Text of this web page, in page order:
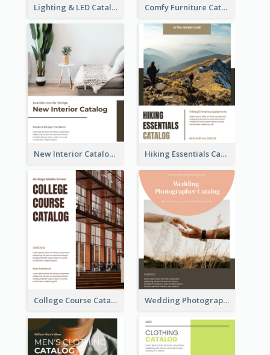
Lighting & LED Catalog Comfy Furniture Cataog
New Interior Catalog Hiking Essentials Catalog
College Course Catalog Wedding Photography Catalog